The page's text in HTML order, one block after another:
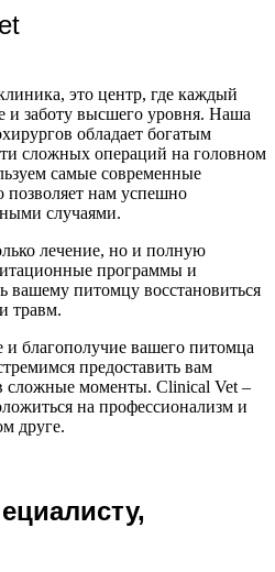
это центр, где каждый
и заботу высшего уровня. Наша
обладает богатым
сложных операций на головном
самые современные
позволяет нам успешно
случаями.
лечение, но и полную
программы и
вашему питомцу восстановиться
травм.
благополучие вашего питомца
предоставить вам
сложные моменты. Clinical Vet –
на профессионализм и
друге.